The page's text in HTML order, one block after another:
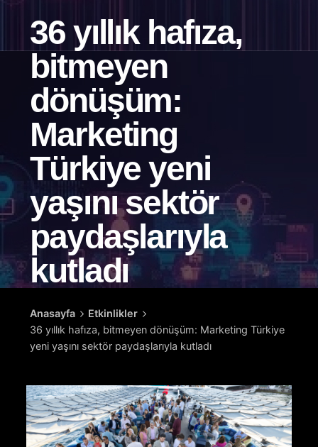
36 yıllık hafıza,
bitmeyen
dönüşüm:
Marketing
Türkiye yeni
yaşını sektör
paydaşlarıyla
kutladı
Anasayfa
Etkinlikler
36 yıllık hafıza, bitmeyen dönüşüm: Marketing Türkiye
yeni yaşını sektör paydaşlarıyla kutladı